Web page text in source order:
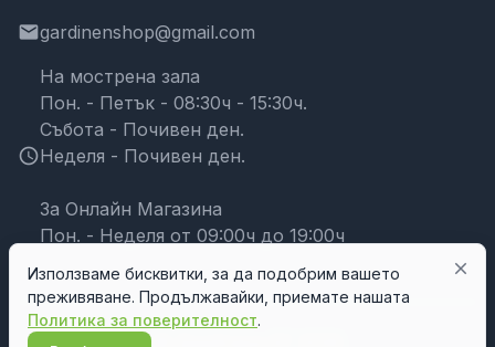
emailgardinenshop@gmail.com
schedule
На мострена зала
Пон. - Петък - 08:30ч - 15:30ч.
Събота - Почивен ден.
Неделя - Почивен ден.
За Онлайн Магазина
Пон. - Неделя от 09:00ч до 19:00ч
close
Използваме бисквитки, за да подобрим вашето
преживяване. Продължавайки, приемате нашата
Политика за поверителност.